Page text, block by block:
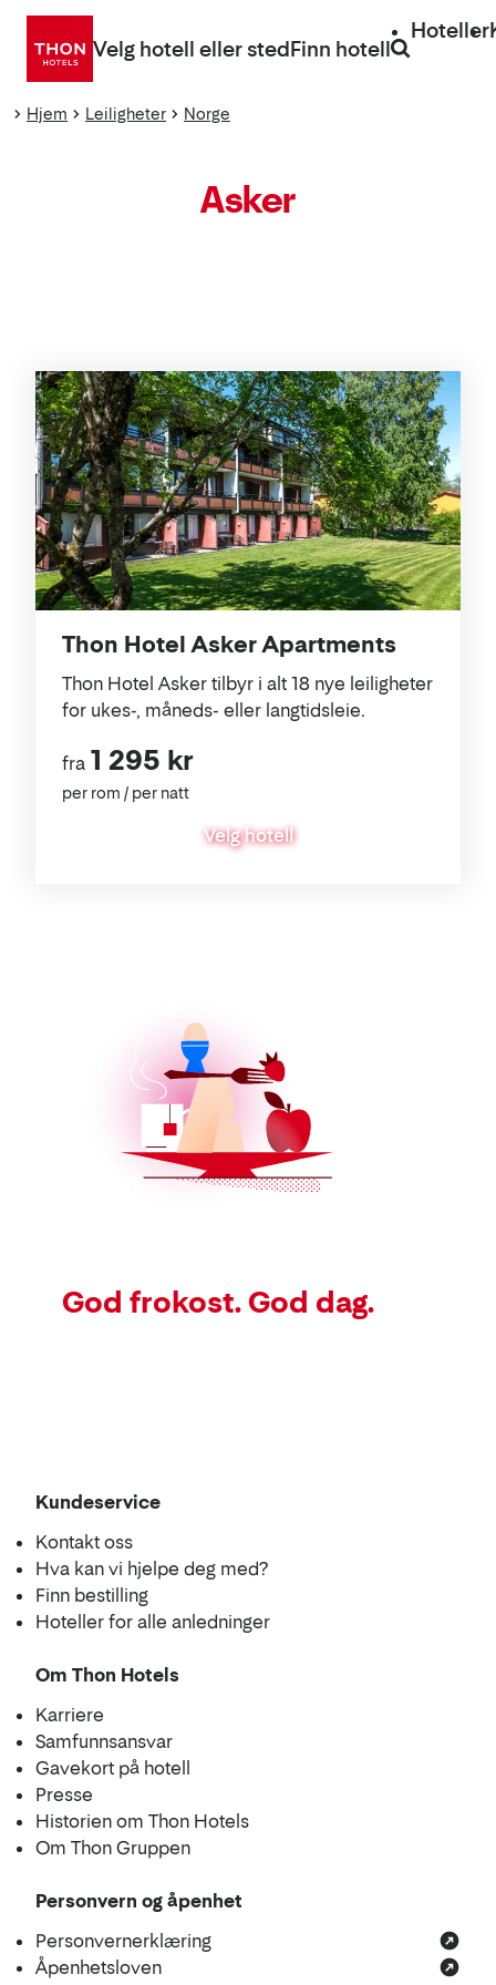
Gå
direkte
Velg hotell eller stedFinn hotell
Hoteller
Hjem Leiligheter Norge
Asker
Liste
Thon Hotel Asker Apartments
Thon Hotel Asker tilbyr i alt 18 nye leiligheter
for ukes-, måneds- eller langtidsleie.
fra 1 295 kr
per rom / per natt
Velg hotell
God frokost. God dag.
Kundeservice
Kontakt oss
Hva kan vi hjelpe deg med?
Finn bestilling
Hoteller for alle anledninger
Om Thon Hotels
Karriere
Samfunnsansvar
Gavekort på hotell
Presse
Historien om Thon Hotels
Om Thon Gruppen
Personvern og åpenhet
Personvernerklæring
Åpenhetsloven